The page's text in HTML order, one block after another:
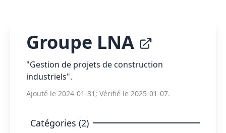
Groupe LNA
"Gestion de projets de construction
industriels".
Ajouté le 2024-01-31; Vérifié le 2025-01-07.
Catégories (2)